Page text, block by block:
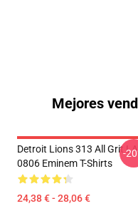
Mejores
Detroit Lions 313 All Grit LA
0806 Eminem T-Shirts
24,38 € - 28,06 €
-